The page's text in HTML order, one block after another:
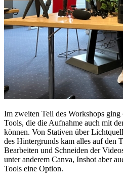
Im zweiten Teil des Workshops ging
Tools, die die Aufnahme auch mit
können. Von Stativen über
des Hintergrunds kam alles auf den
Bearbeiten und Schneiden der
unter anderem Canva, Inshot aber
Tools eine Option.